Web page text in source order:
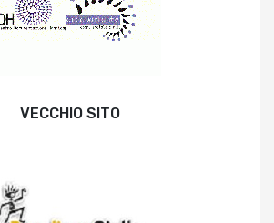
VECCHIO SITO